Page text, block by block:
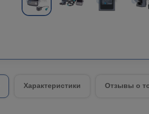
Характеристики Отзывы о